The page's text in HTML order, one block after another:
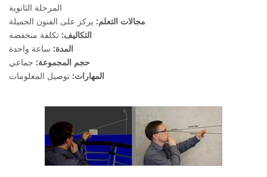
المرحلة الثانوية
مجالات التعلم: يركز على الفنون الجميلة
التكاليف: تكلفة منخفضة
المدة: ساعة واحدة
حجم المجموعة: جماعي
المهارات: توصيل المعلومات